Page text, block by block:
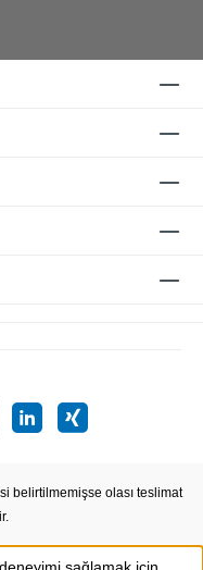
belirtilmemişse olası teslimat